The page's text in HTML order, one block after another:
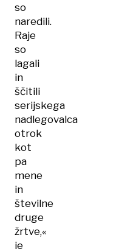
so
naredili.
Raje
so
lagali
in
ščitili
serijskega
nadlegovalca
otrok
kot
pa
mene
in
številne
druge
žrtve,«
je